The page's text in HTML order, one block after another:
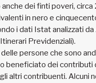
dei finti poveri, circa
in nero e
i dati Istat analizzati
Previdenziali).
persone che sono
beneficiato dei contributi
altri contribuenti. Alcuni